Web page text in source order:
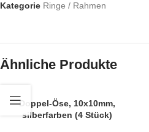
Kategorie Ringe / Rahmen
Ähnliche Produkte
Doppel-Öse, 10x10mm,
silberfarben (4 Stück)